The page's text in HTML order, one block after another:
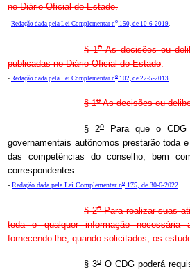
no Diário Oficial do Estado.
- Redação dada pela Lei Complementar no 150, de 10-6-2019.
§ 1oAs decisões ou
publicadas no Diário Oficial do Estado
- Redação dada pela Lei Complementar no 102, de 22-5-2013
§ 1oAs decisões ou
§ 2oPara que o CDG
governamentais autônomos prestarão toda
das competências do conselho, bem
correspondentes.
- Redação dada pela Lei Complementar no 175, de 30-6-2022.
§ 2oPara realizar suas
toda e qualquer informação necessária
fornecendo-lhe, quando solicitados, os
§ 3oO CDG poderá